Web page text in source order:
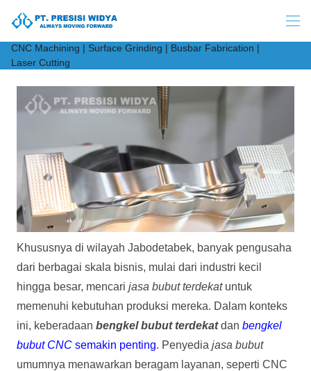
CNC Machining | Surface Grinding | Busbar Fabrication |
Laser Cutting
Khususnya di wilayah Jabodetabek, banyak pengusaha
dari berbagai skala bisnis, mulai dari industri kecil
hingga besar, mencari jasa bubut terdekatuntuk
memenuhi kebutuhan produksi mereka. Dalam konteks
ini, keberadaan bengkel bubut terdekatdan bengkel
bubut CNC semakin penting. Penyedia jasa bubut
umumnya menawarkan beragam layanan, seperti CNC